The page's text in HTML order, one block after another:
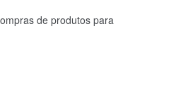
de produtos para